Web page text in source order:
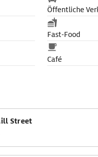
Öffentliche
Fast-Food
Café
Street